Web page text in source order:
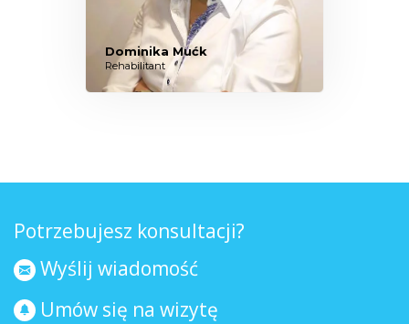
Dominika Mućk
Rehabilitant
Potrzebujesz konsultacji?
Wyślij wiadomość
Umów się na wizytę